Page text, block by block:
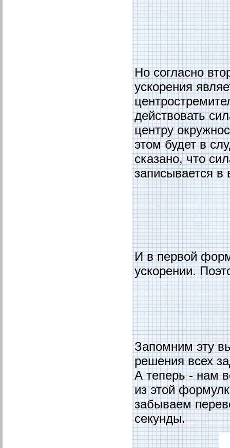
Но согласно
ускорения
действовать
центру
этом будет в
сказано, что
записывается
И в первой
ускорении.
Запомним эту
решения всех
А теперь - нам
из этой
забываем
секунды.